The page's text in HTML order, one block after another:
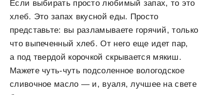
Если выбирать просто любимый запах, то это
хлеб. Это запах вкусной еды. Просто
представьте: вы разламываете горячий, только
что выпеченный хлеб. От него еще идет пар,
а под твердой корочкой скрывается мякиш.
Мажете чуть-чуть подсоленное вологодское
сливочное масло — и, вуаля, лучшее на свете